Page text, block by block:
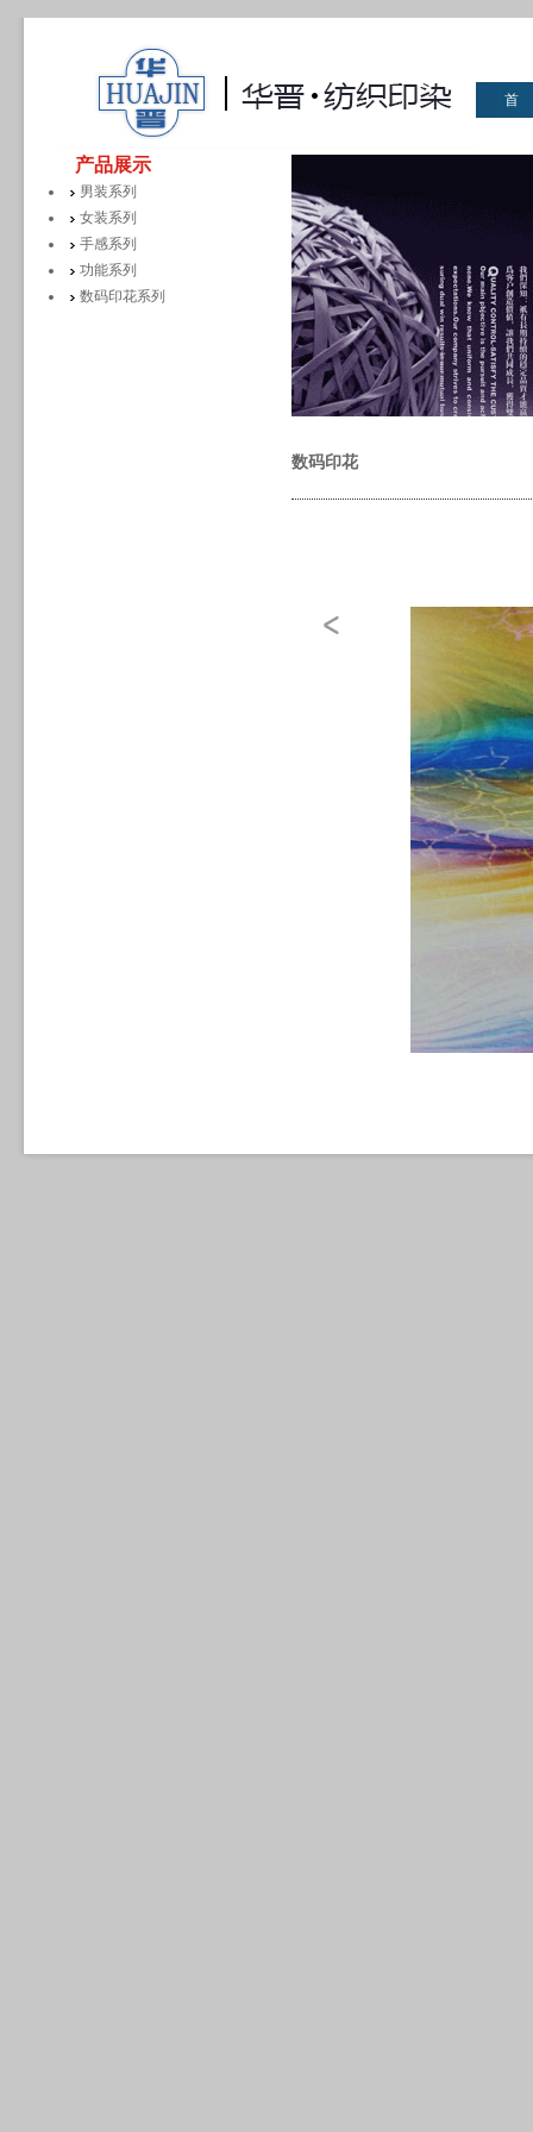
首
产品展示
男装系列
女装系列
手感系列
功能系列
数码印花系列
数码印花